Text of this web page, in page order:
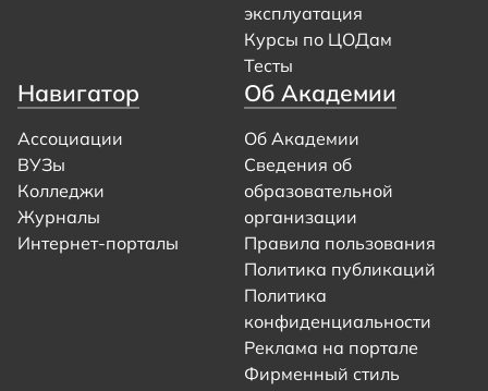
эксплуатация
Курсы по ЦОДам
Тесты
Навигатор
Ассоциации
ВУЗы
Колледжи
Журналы
Интернет-порталы
Об Академии
Об Академии
Сведения об
образовательной
организации
Правила пользования
Политика публикаций
Политика
конфиденциальности
Реклама на портале
Фирменный стиль